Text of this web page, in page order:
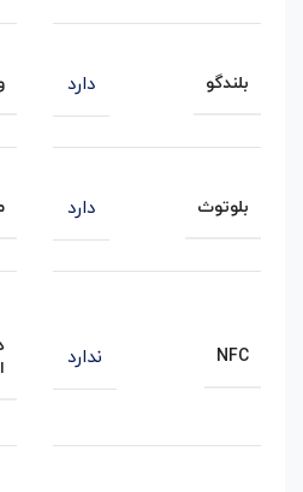
بلندگو دارد
بلوتوث دارد
NFC ندارد